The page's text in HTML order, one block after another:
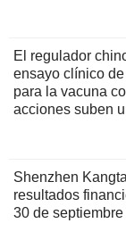
El regulador
ensayo clínico
para la vacuna
acciones suben
Shenzhen
resultados
30 de